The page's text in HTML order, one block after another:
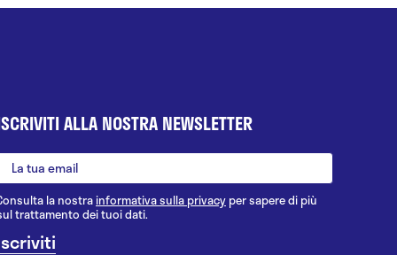
ALLA NOSTRA NEWSLETTER
la nostrainformativa sulla privacy per sapere di più
trattamento dei tuoi dati.